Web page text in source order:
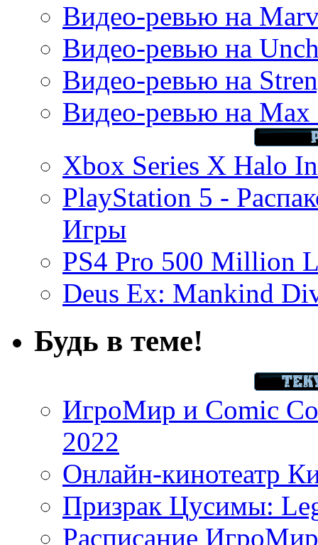
Видео-ревью на
Видео-ревью на
Видео-ревью на
Видео-ревью на Max
Xbox Series X Halo
PlayStation 5 -
Игры
PS4 Pro 500 Million
Deus Ex: Mankind
Будь в теме!
ИгроМир и Comic
2022
Онлайн-кинотеатр
Призрак Цусимы:
Расписание